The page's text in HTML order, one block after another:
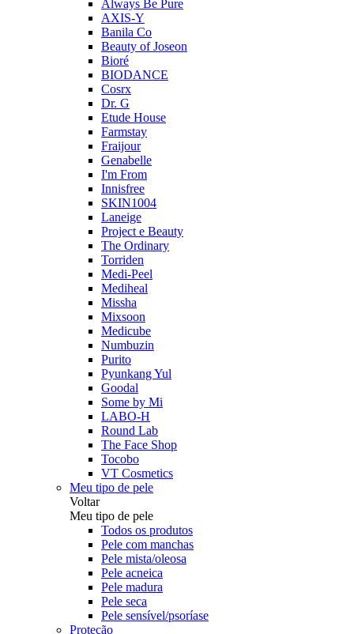
Always Be Pure
AXIS-Y
Banila Co
Beauty of Joseon
Bioré
BIODANCE
Cosrx
Dr. G
Etude House
Farmstay
Fraijour
Genabelle
I'm From
Innisfree
SKIN1004
Laneige
Project e Beauty
The Ordinary
Torriden
Medi-Peel
Mediheal
Missha
Mixsoon
Medicube
Numbuzin
Purito
Pyunkang Yul
Goodal
Some by Mi
LABO-H
Round Lab
The Face Shop
Tocobo
VT Cosmetics
Meu tipo de pele
Voltar
Meu tipo de pele
Todos os produtos
Pele com manchas
Pele mista/oleosa
Pele acneica
Pele madura
Pele seca
Pele sensível/psoríase
Proteção